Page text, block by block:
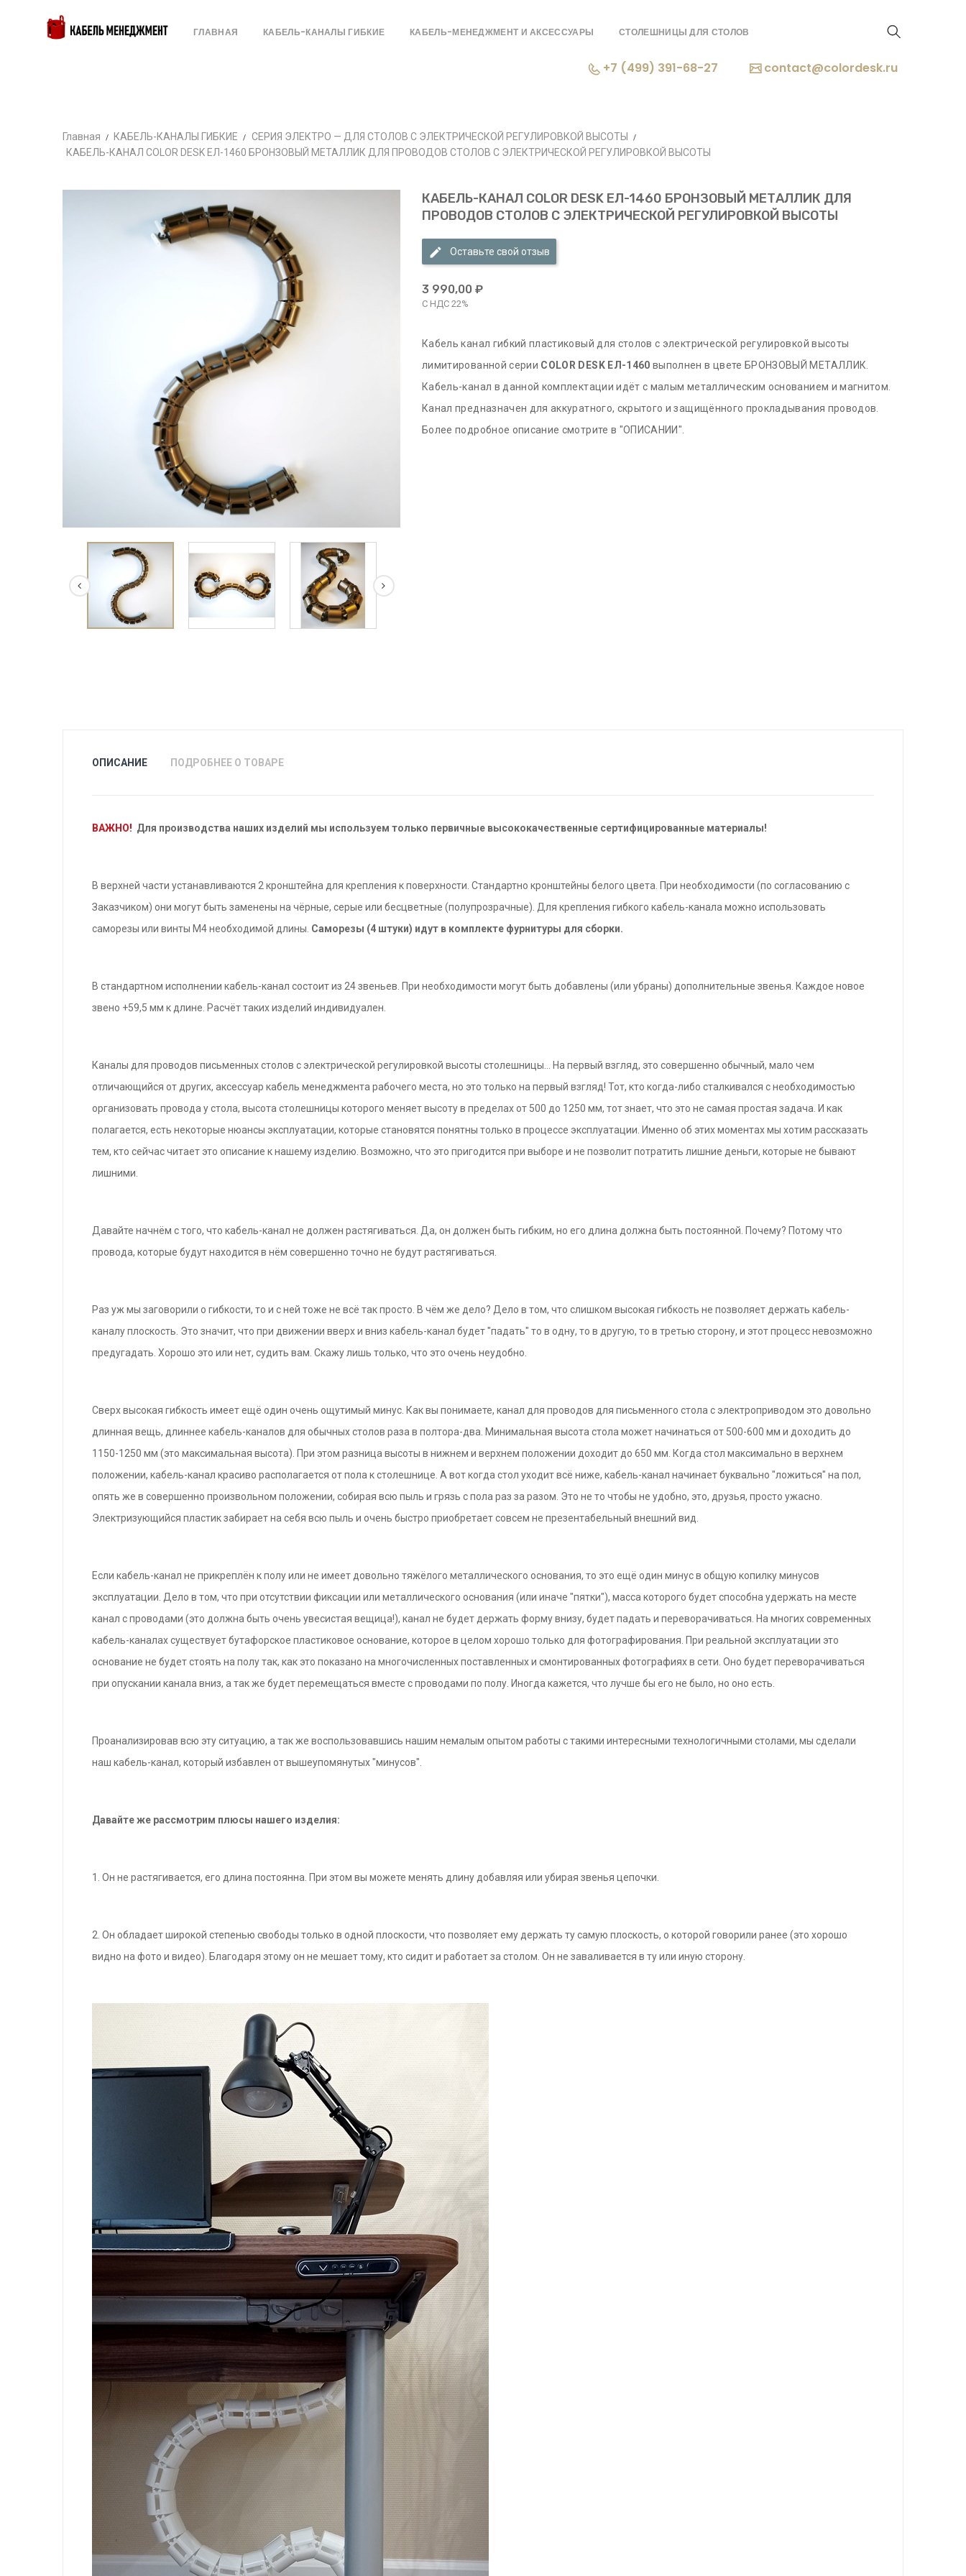
ГЛАВНАЯ КАБЕЛЬ-КАНАЛЫ ГИБКИЕ КАБЕЛЬ-МЕНЕДЖМЕНТ И АКСЕССУАРЫ СТОЛЕШНИЦЫ ДЛЯ СТОЛОВ
+7 (499) 391-68-27 contact@colordesk.ru
Главная КАБЕЛЬ-КАНАЛЫ ГИБКИЕ
СЕРИЯ ЭЛЕКТРО — ДЛЯ СТОЛОВ С ЭЛЕКТРИЧЕСКОЙ РЕГУЛИРОВКОЙ ВЫСОТЫ
КАБЕЛЬ-КАНАЛ COLOR DESK EЛ-1460 БРОНЗОВЫЙ МЕТАЛЛИК ДЛЯ ПРОВОДОВ СТОЛОВ С ЭЛЕКТРИЧЕСКОЙ РЕГУЛИРОВКОЙ ВЫСОТЫ
КАБЕЛЬ-КАНАЛ COLOR DESK EЛ-1460 БРОНЗОВЫЙ МЕТАЛЛИК ДЛЯ
ПРОВОДОВ СТОЛОВ С ЭЛЕКТРИЧЕСКОЙ РЕГУЛИРОВКОЙ ВЫСОТЫ
Оставьте свой отзыв
3 990,00 ₽
С НДС 22%
Кабель канал гибкий пластиковый для столов с электрической регулировкой высоты
лимитированной серии COLOR DESK EЛ-1460 выполнен в цвете БРОНЗОВЫЙ МЕТАЛЛИК.
Кабель-канал в данной комплектации идёт с малым металлическим основанием и магнитом.
Канал предназначен для аккуратного, скрытого и защищённого прокладывания проводов.
Более подробное описание смотрите в "ОПИСАНИИ".
ОПИСАНИЕ ПОДРОБНЕЕ О ТОВАРЕ
ВАЖНО! Для производства наших изделий мы используем только первичные высококачественные сертифицированные материалы!
В верхней части устанавливаются 2 кронштейна для крепления к поверхности. Стандартно кронштейны белого цвета. При необходимости (по согласованию с
Заказчиком) они могут быть заменены на чёрные, серые или бесцветные (полупрозрачные). Для крепления гибкого кабель-канала можно использовать
саморезы или винты М4 необходимой длины. Саморезы (4 штуки) идут в комплекте фурнитуры для сборки.
В стандартном исполнении кабель-канал состоит из 24 звеньев. При необходимости могут быть добавлены (или убраны) дополнительные звенья. Каждое новое
звено +59,5 мм к длине. Расчёт таких изделий индивидуален.
Каналы для проводов письменных столов с электрической регулировкой высоты столешницы... На первый взгляд, это совершенно обычный, мало чем
отличающийся от других, аксессуар кабель менеджмента рабочего места, но это только на первый взгляд! Тот, кто когда-либо сталкивался с необходимостью
организовать провода у стола, высота столешницы которого меняет высоту в пределах от 500 до 1250 мм, тот знает, что это не самая простая задача. И как
полагается, есть некоторые нюансы эксплуатации, которые становятся понятны только в процессе эксплуатации. Именно об этих моментах мы хотим рассказать
тем, кто сейчас читает это описание к нашему изделию. Возможно, что это пригодится при выборе и не позволит потратить лишние деньги, которые не бывают
лишними.
Давайте начнём с того, что кабель-канал не должен растягиваться. Да, он должен быть гибким, но его длина должна быть постоянной. Почему? Потому что
провода, которые будут находится в нём совершенно точно не будут растягиваться.
Раз уж мы заговорили о гибкости, то и с ней тоже не всё так просто. В чём же дело? Дело в том, что слишком высокая гибкость не позволяет держать кабель-
каналу плоскость. Это значит, что при движении вверх и вниз кабель-канал будет "падать" то в одну, то в другую, то в третью сторону, и этот процесс невозможно
предугадать. Хорошо это или нет, судить вам. Скажу лишь только, что это очень неудобно.
Сверх высокая гибкость имеет ещё один очень ощутимый минус. Как вы понимаете, канал для проводов для письменного стола с электроприводом это довольно
длинная вещь, длиннее кабель-каналов для обычных столов раза в полтора-два. Минимальная высота стола может начинаться от 500-600 мм и доходить до
1150-1250 мм (это максимальная высота). При этом разница высоты в нижнем и верхнем положении доходит до 650 мм. Когда стол максимально в верхнем
положении, кабель-канал красиво располагается от пола к столешнице. А вот когда стол уходит всё ниже, кабель-канал начинает буквально "ложиться" на пол,
опять же в совершенно произвольном положении, собирая всю пыль и грязь с пола раз за разом. Это не то чтобы не удобно, это, друзья, просто ужасно.
Электризующийся пластик забирает на себя всю пыль и очень быстро приобретает совсем не презентабельный внешний вид.
Если кабель-канал не прикреплён к полу или не имеет довольно тяжёлого металлического основания, то это ещё один минус в общую копилку минусов
эксплуатации. Дело в том, что при отсутствии фиксации или металлического основания (или иначе "пятки"), масса которого будет способна удержать на месте
канал с проводами (это должна быть очень увесистая вещица!), канал не будет держать форму внизу, будет падать и переворачиваться. На многих современных
кабель-каналах существует бутафорское пластиковое основание, которое в целом хорошо только для фотографирования. При реальной эксплуатации это
основание не будет стоять на полу так, как это показано на многочисленных поставленных и смонтированных фотографиях в сети. Оно будет переворачиваться
при опускании канала вниз, а так же будет перемещаться вместе с проводами по полу. Иногда кажется, что лучше бы его не было, но оно есть.
Проанализировав всю эту ситуацию, а так же воспользовавшись нашим немалым опытом работы с такими интересными технологичными столами, мы сделали
наш кабель-канал, который избавлен от вышеупомянутых "минусов".
Давайте же рассмотрим плюсы нашего изделия:
1. Он не растягивается, его длина постоянна. При этом вы можете менять длину добавляя или убирая звенья цепочки.
2. Он обладает широкой степенью свободы только в одной плоскости, что позволяет ему держать ту самую плоскость, о которой говорили ранее (это хорошо
видно на фото и видео). Благодаря этому он не мешает тому, кто сидит и работает за столом. Он не заваливается в ту или иную сторону.